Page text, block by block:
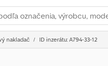
nakladač ID inzerátu: A794-33-12